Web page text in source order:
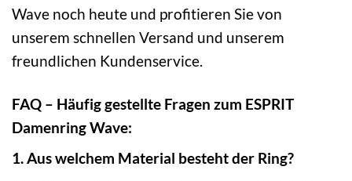
Wave noch heute und profitieren Sie von
unserem schnellen Versand und unserem
freundlichen Kundenservice.
FAQ – Häufig gestellte Fragen zum ESPRIT
Damenring Wave:
1. Aus welchem Material besteht der Ring?